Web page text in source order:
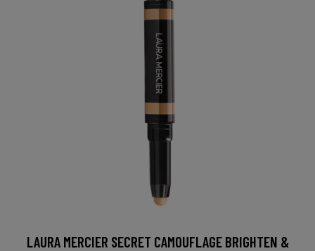
LAURA MERCIER SECRET CAMOUFLAGE BRIGHTEN &